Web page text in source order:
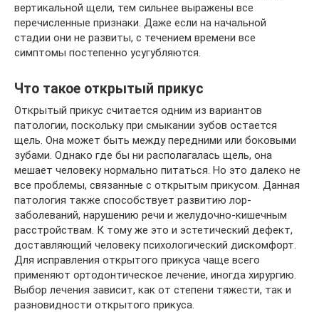
вертикальной щели, тем сильнее выражены все
перечисленные признаки. Даже если на начальной
стадии они не развиты, с течением времени все
симптомы постепенно усугубляются.
Что такое открытый прикус
Открытый прикус считается одним из вариантов
патологии, поскольку при смыкании зубов остается
щель. Она может быть между передними или боковыми
зубами. Однако где бы ни располагалась щель, она
мешает человеку нормально питаться. Но это далеко не
все проблемы, связанные с открытым прикусом. Данная
патология также способствует развитию лор-
заболеваний, нарушению речи и желудочно-кишечным
расстройствам. К тому же это и эстетический дефект,
доставляющий человеку психологический дискомфорт.
Для исправления открытого прикуса чаще всего
применяют ортодонтическое лечение, иногда хирургию.
Выбор лечения зависит, как от степени тяжести, так и
разновидности открытого прикуса.